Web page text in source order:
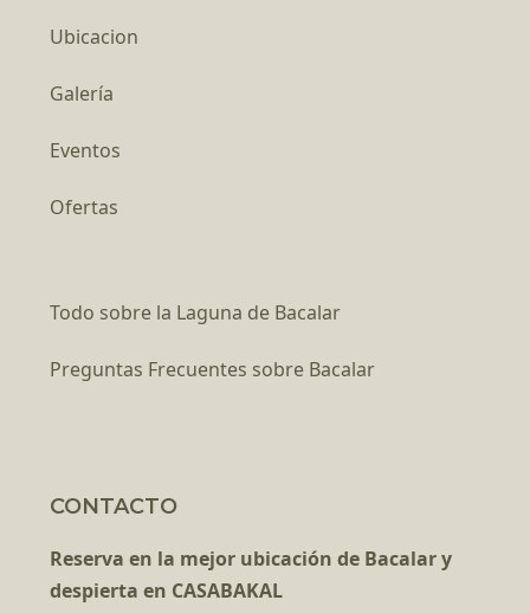
Ubicacion
Galería
Eventos
Ofertas
Todo sobre la Laguna de Bacalar
Preguntas Frecuentes sobre Bacalar
CONTACTO
Reserva en la mejor ubicación de Bacalar y
despierta en CASABAKAL